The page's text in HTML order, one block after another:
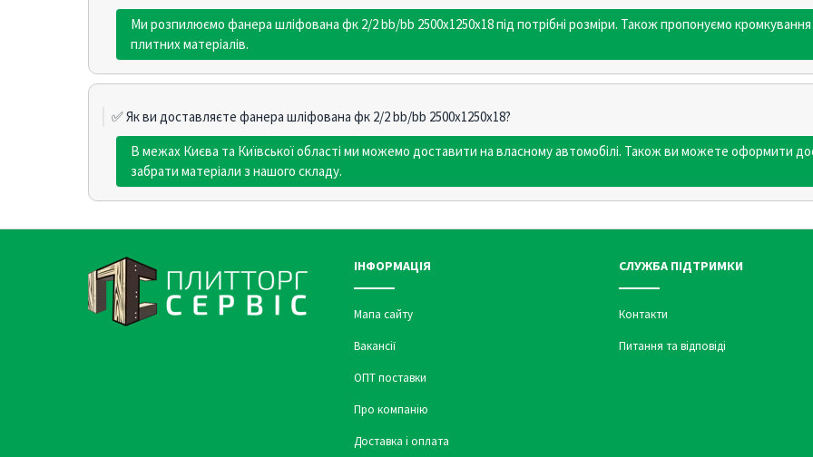
Ми розпилюємо фанера шліфована фк 2/2 bb/bb 2500х1250х18 під потрібні розміри. Також пропонуємо
плитних матеріалів.
✅ Як ви доставляєте фанера шліфована фк 2/2 bb/bb 2500х1250х18?
В межах Києва та Київської області ми можемо доставити на власному автомобілі. Також ви можете оформити
забрати матеріали з нашого складу.
ІНФОРМАЦІЯ
Мапа сайту
Вакансії
ОПТ поставки
Про компанію
Доставка і оплата
СЛУЖБА ПІДТРИМКИ
Контакти
Питання та відповіді